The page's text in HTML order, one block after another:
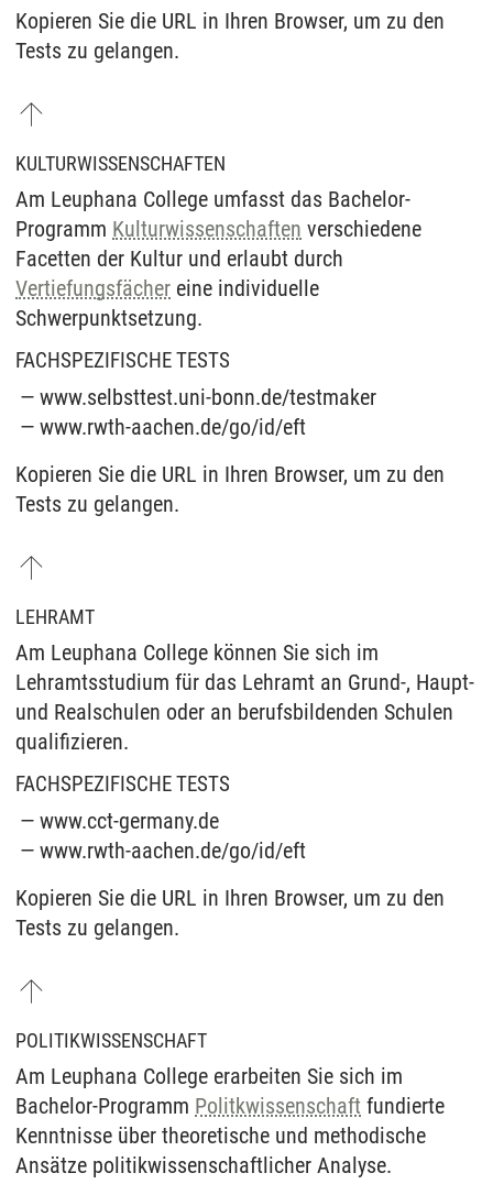
Kopieren Sie die URL in Ihren Browser, um zu den
Tests zu gelangen.
KULTURWISSENSCHAFTEN
Am Leuphana College umfasst das Bachelor-
Programm Kulturwissenschaften verschiedene
Facetten der Kultur und erlaubt durch
Vertiefungsfächer eine individuelle
Schwerpunktsetzung.
FACHSPEZIFISCHE TESTS
www.selbsttest.uni-bonn.de/testmaker
www.rwth-aachen.de/go/id/eft
Kopieren Sie die URL in Ihren Browser, um zu den
Tests zu gelangen.
LEHRAMT
Am Leuphana College können Sie sich im
Lehramtsstudium für das Lehramt an Grund-, Haupt-
und Realschulen oder an berufsbildenden Schulen
qualifizieren.
FACHSPEZIFISCHE TESTS
www.cct-germany.de
www.rwth-aachen.de/go/id/eft
Kopieren Sie die URL in Ihren Browser, um zu den
Tests zu gelangen.
POLITIKWISSENSCHAFT
Am Leuphana College erarbeiten Sie sich im
Bachelor-Programm Politkwissenschaft fundierte
Kenntnisse über theoretische und methodische
Ansätze politikwissenschaftlicher Analyse.